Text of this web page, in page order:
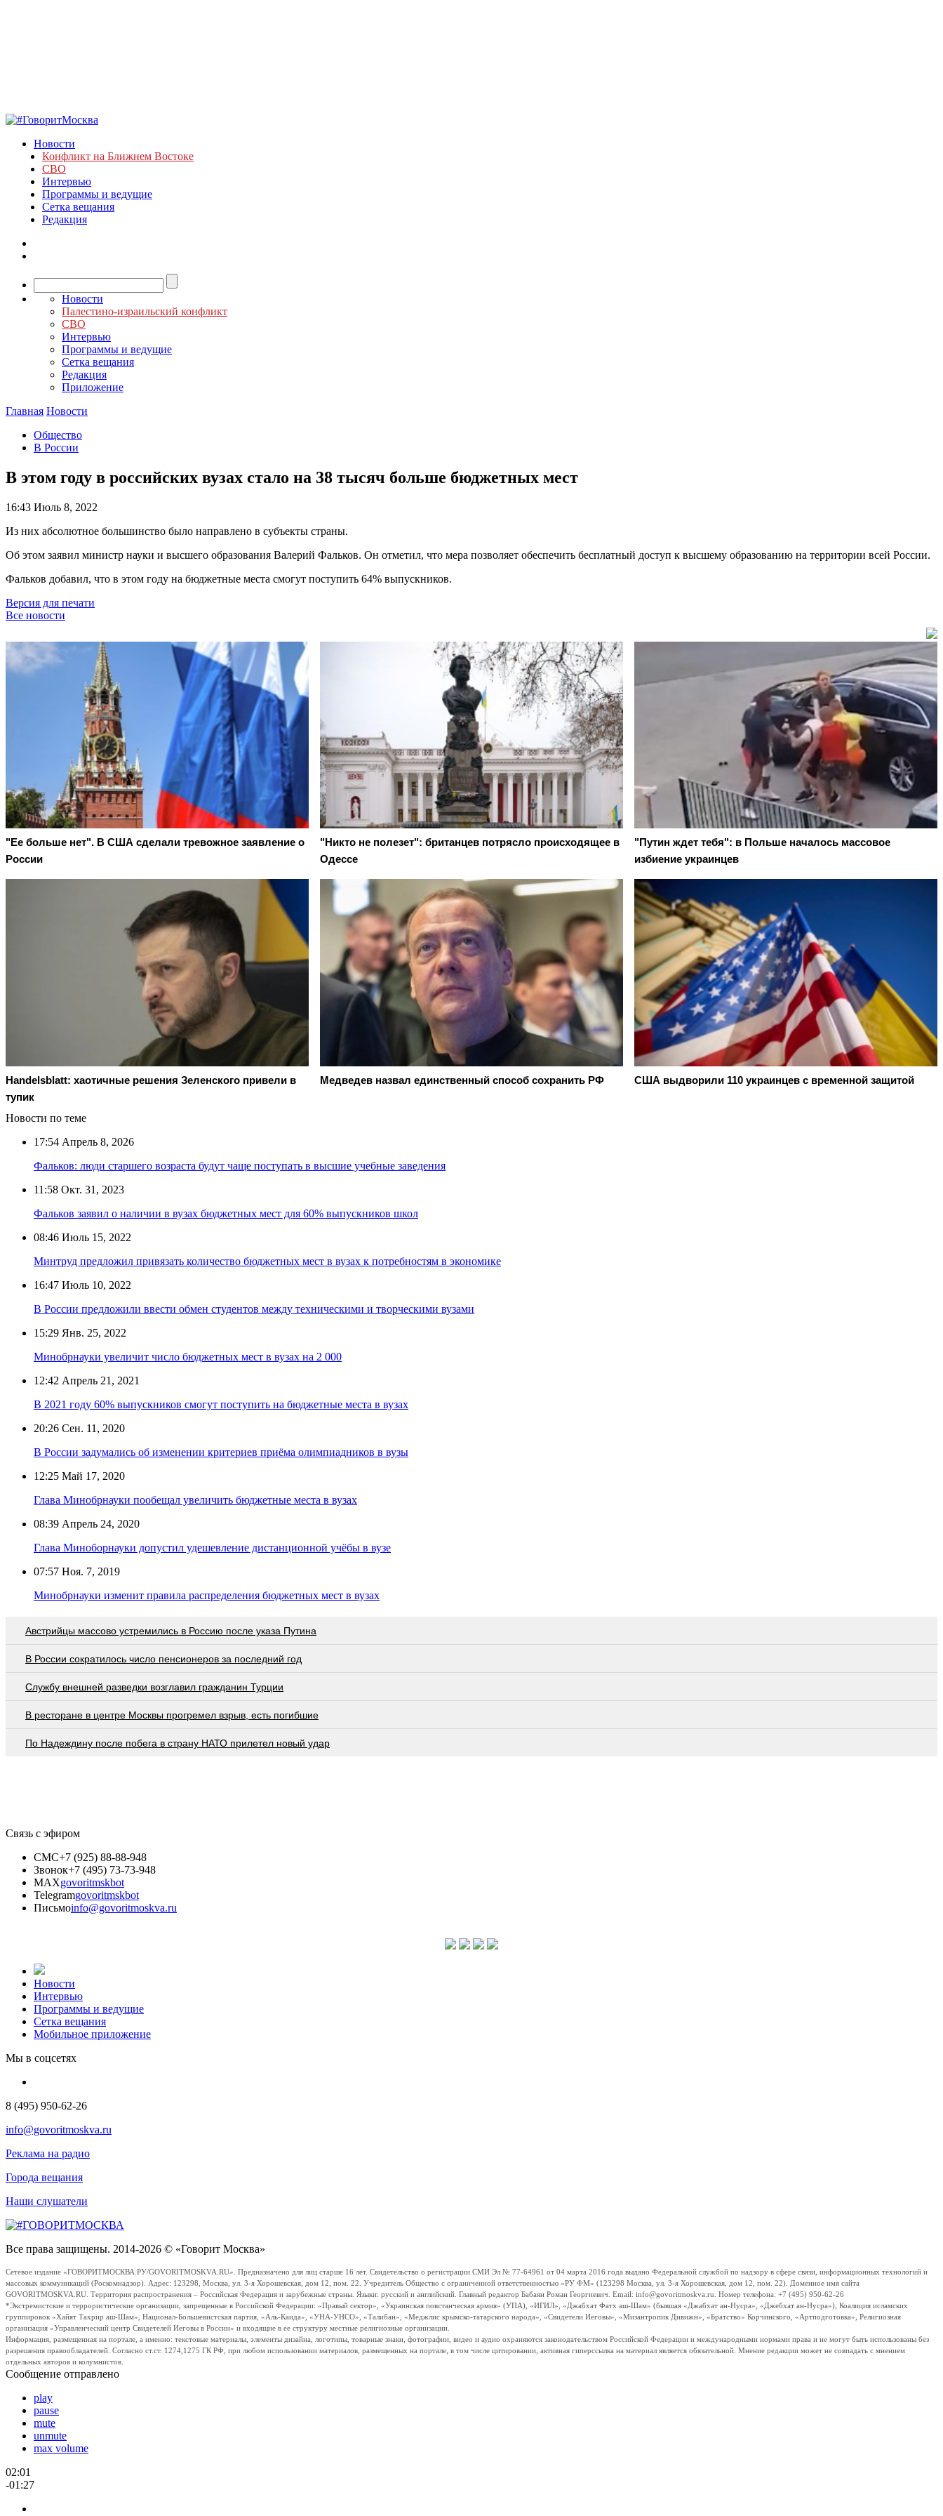
Новости
Конфликт на Ближнем Востоке
СВО
Интервью
Программы и ведущие
Сетка вещания
Редакция
Новости
Палестино-израильский конфликт
СВО
Интервью
Программы и ведущие
Сетка вещания
Редакция
Приложение
Главная Новости
Общество
В России
В этом году в российских вузах стало на 38 тысяч больше бюджетных мест
16:43 Июль 8, 2022
Из них абсолютное большинство было направлено в субъекты страны.
Об этом заявил министр науки и высшего образования Валерий Фальков. Он отметил, что мера позволяет обеспечить бесплатный доступ к высшему образованию на территории всей России.
Фальков добавил, что в этом году на бюджетные места смогут поступить 64% выпускников.
Версия для печати
Все новости
"Ее больше нет". В США сделали тревожное заявление о
России
"Никто не полезет": британцев потрясло происходящее в
Одессе
"Путин ждет тебя": в Польше началось массовое
избиение украинцев
Handelsblatt: хаотичные решения Зеленского привели в
тупик
Медведев назвал единственный способ сохранить РФ США выдворили 110 украинцев с временной защитой
Новости по теме
17:54 Апрель 8, 2026
Фальков: люди старшего возраста будут чаще поступать в высшие учебные заведения
11:58 Окт. 31, 2023
Фальков заявил о наличии в вузах бюджетных мест для 60% выпускников школ
08:46 Июль 15, 2022
Минтруд предложил привязать количество бюджетных мест в вузах к потребностям в экономике
16:47 Июль 10, 2022
В России предложили ввести обмен студентов между техническими и творческими вузами
15:29 Янв. 25, 2022
Минобрнауки увеличит число бюджетных мест в вузах на 2 000
12:42 Апрель 21, 2021
В 2021 году 60% выпускников смогут поступить на бюджетные места в вузах
20:26 Сен. 11, 2020
В России задумались об изменении критериев приёма олимпиадников в вузы
12:25 Май 17, 2020
Глава Минобрнауки пообещал увеличить бюджетные места в вузах
08:39 Апрель 24, 2020
Глава Миноборнауки допустил удешевление дистанционной учёбы в вузе
07:57 Ноя. 7, 2019
Минобрнауки изменит правила распределения бюджетных мест в вузах
Австрийцы массово устремились в Россию после указа Путина
В России сократилось число пенсионеров за последний год
Службу внешней разведки возглавил гражданин Турции
В ресторане в центре Москвы прогремел взрыв, есть погибшие
По Надеждину после побега в страну НАТО прилетел новый удар
Связь с эфиром
СМС+7 (925) 88-88-948
Звонок+7 (495) 73-73-948
MAXgovoritmskbot
Telegramgovoritmskbot
Письмоinfo@govoritmoskva.ru
Новости
Интервью
Программы и ведущие
Сетка вещания
Мобильное приложение
Мы в соцсетях
8 (495) 950-62-26
info@govoritmoskva.ru
Реклама на радио
Города вещания
Наши слушатели
Все права защищены. 2014-2026 © «Говорит Москва»
Сетевое издание «ГОВОРИТМОСКВА.РУ/GOVORITMOSKVA.RU». Предназначено для лиц старше 16 лет. Свидетельство о регистрации СМИ Эл № 77-64961 от 04 марта 2016 года выдано Федеральной службой по надзору в сфере связи, информационных технологий и
массовых коммуникаций (Роскомнадзор). Адрес: 123298, Москва, ул. 3-я Хорошевская, дом 12, пом. 22. Учредитель Общество с ограниченной ответственностью «РУ ФМ» (123298 Москва, ул. 3-я Хорошевская, дом 12, пом. 22). Доменное имя сайта
GOVORITMOSKVA.RU. Территория распространения – Российская Федерация и зарубежные страны. Языки: русский и английский. Главный редактор Бабаян Роман Георгиевич. Email: info@govoritmoskva.ru. Номер телефона: +7 (495) 950-62-26
*Экстремистские и террористические организации, запрещенные в Российской Федерации: «Правый сектор», «Украинская повстанческая армия» (УПА), «ИГИЛ», «Джабхат Фатх аш-Шам» (бывшая «Джабхат ан-Нусра», «Джебхат ан-Нусра»), Коалиция исламских
группировок «Хайят Тахрир аш-Шам», Национал-Большевистская партия, «Аль-Каида», «УНА-УНСО», «Талибан», «Меджлис крымско-татарского народа», «Свидетели Иеговы», «Мизантропик Дивижн», «Братство» Корчинского, «Артподготовка», Религиозная
организация «Управленческий центр Свидетелей Иеговы в России» и входящие в ее структуру местные религиозные организации.
Информация, размещенная на портале, а именно: текстовые материалы, элементы дизайна, логотипы, товарные знаки, фотографии, видео и аудио охраняются законодательством Российской Федерации и международными нормами права и не могут быть использованы без
разрешения правообладателей. Согласно ст.ст. 1274,1275 ГК РФ, при любом использовании материалов, размещенных на портале, в том числе цитировании, активная гиперссылка на материал является обязательной. Мнение редакции может не совпадать с мнением
отдельных авторов и колумнистов.
Сообщение отправлено
play
pause
mute
unmute
max volume
02:01
-01:27